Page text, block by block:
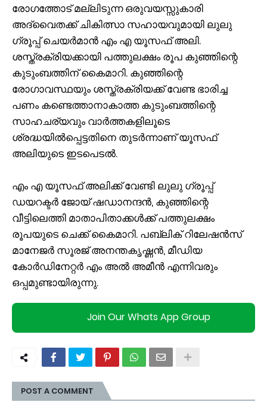
രോഗത്തോട് മല്ലിടുന്ന ഒരുവയസ്സുകാരി
അദ്വൈതക്ക് ചികിത്സാ സഹായവുമായി ലുലു
ഗ്രൂപ്പ് ചെയർമാൻ എം എ യൂസഫ് അലി.
ശസ്ത്രക്രിയക്കായി പത്തുലക്ഷം രൂപ കുഞ്ഞിന്റെ
കുടുംബത്തിന് കൈമാറി. കുഞ്ഞിന്റെ
രോഗാവസ്ഥയും ശസ്ത്രക്രിയക്ക് വേണ്ട ഭാരിച്ച
പണം കണ്ടെത്താനാകാത്ത കുടുംബത്തിന്റെ
സാഹചര്യവും വാർത്തകളിലൂടെ
ശ്രദ്ധയിൽപ്പെട്ടതിനെ തുടർന്നാണ് യൂസഫ്
അലിയുടെ ഇടപെടൽ.
എം എ യൂസഫ് അലിക്ക് വേണ്ടി ലുലു ഗ്രൂപ്പ്
ഡയറക്ടർ ജോയ് ഷഡാനന്ദൻ, കുഞ്ഞിന്റെ
വീട്ടിലെത്തി മാതാപിതാക്കൾക്ക് പത്തുലക്ഷം
രൂപയുടെ ചെക്ക് കൈമാറി. പബ്ലിക് റിലേഷൻസ്
മാനേജർ സൂരജ് അനന്തകൃഷ്ണൻ, മീഡിയ
കോർഡിനേറ്റർ എം അൽ അമീൻ എന്നിവരും
ഒപ്പമുണ്ടായിരുന്നു.
Join Our Whats App Group
POST A COMMENT